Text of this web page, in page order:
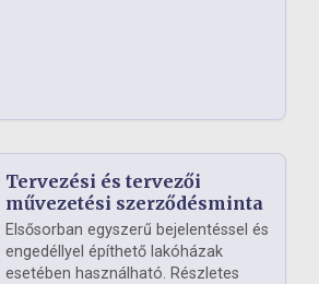
Tervezési és tervezői
művezetési szerződésminta
Elsősorban egyszerű bejelentéssel és
engedéllyel építhető lakóházak
esetében használható. Részletes